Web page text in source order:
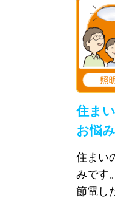
住ま
お悩み
住まい
みです。
節電し